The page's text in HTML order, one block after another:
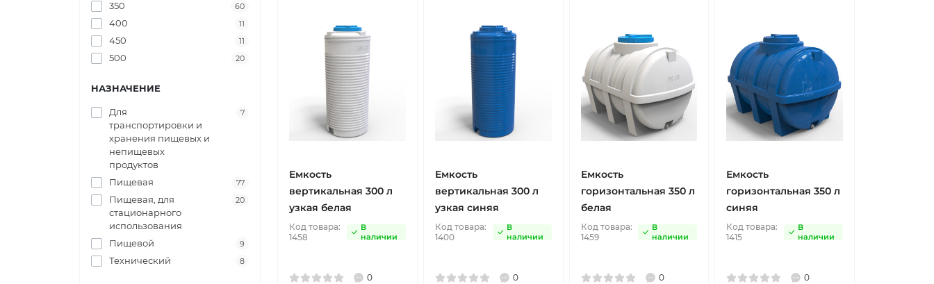
350 60
400 11
450 11
500 20
НАЗНАЧЕНИЕ
Для
транспортировки и
хранения пищевых и
непищевых
продуктов
7
Пищевая 77
Пищевая, для
стационарного
использования
20
Пищевой 9
Технический 8
Емкость
вертикальная 300 л
узкая белая
Код товара:
1458
В
наличии
0
Емкость
вертикальная 300 л
узкая синяя
Код товара:
1400
В
наличии
0
Емкость
горизонтальная 350 л
белая
Код товара:
1459
В
наличии
0
Емкость
горизонтальная 350 л
синяя
Код товара:
1415
В
наличии
0